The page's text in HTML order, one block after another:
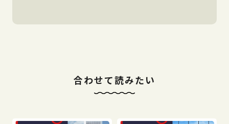
合わせて読みたい